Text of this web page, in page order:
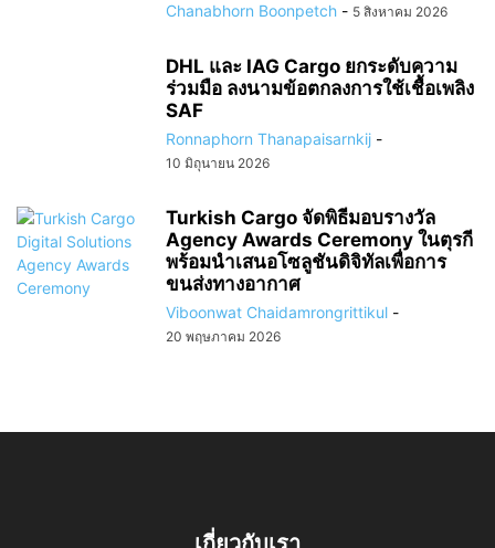
Chanabhorn Boonpetch - 5 สิงหาคม 2026
DHL และ IAG Cargo ยกระดับความ
ร่วมมือ ลงนามข้อตกลงการใช้เชื้อเพลิง
SAF
Ronnaphorn Thanapaisarnkij -
10 มิถุนายน 2026
Turkish Cargo จัดพิธีมอบรางวัล
Agency Awards Ceremony ในตุรกี
พร้อมนำเสนอโซลูชันดิจิทัลเพื่อการ
ขนส่งทางอากาศ
Viboonwat Chaidamrongrittikul -
20 พฤษภาคม 2026